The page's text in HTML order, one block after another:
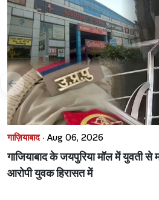
गाज़ियाबाद · Aug 06, 2026
गाजियाबाद के जयपुरिया मॉल में युवती से
आरोपी युवक हिरासत में